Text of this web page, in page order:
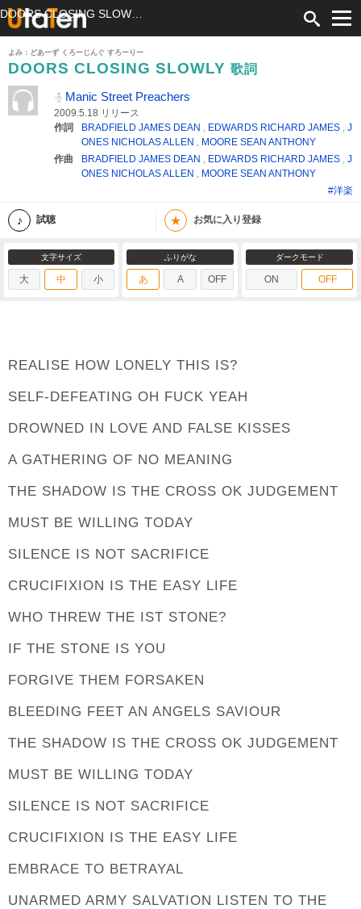
よみ：どあーず くろーじんぐ すろーりー
DOORS CLOSING SLOWLY 歌詞
Manic Street Preachers
2009.5.18 リリース
作詞
BRADFIELD JAMES DEAN , EDWARDS RICHARD JAMES ,J
ONES NICHOLAS ALLEN , MOORE SEAN ANTHONY
作曲
BRADFIELD JAMES DEAN , EDWARDS RICHARD JAMES ,J
ONES NICHOLAS ALLEN , MOORE SEAN ANTHONY
#洋楽
試聴 ★ お気に入り登録
文字サイズ
大 中 小
ふりがな
あ A OFF
ダークモード
ON OFF
REALISE HOW LONELY THIS IS?
SELF-DEFEATING OH FUCK YEAH
DROWNED IN LOVE AND FALSE KISSES
A GATHERING OF NO MEANING
THE SHADOW IS THE CROSS OK JUDGEMENT
MUST BE WILLING TODAY
SILENCE IS NOT SACRIFICE
CRUCIFIXION IS THE EASY LIFE
WHO THREW THE IST STONE?
IF THE STONE IS YOU
FORGIVE THEM FORSAKEN
BLEEDING FEET AN ANGELS SAVIOUR
THE SHADOW IS THE CROSS OK JUDGEMENT
MUST BE WILLING TODAY
SILENCE IS NOT SACRIFICE
CRUCIFIXION IS THE EASY LIFE
EMBRACE TO BETRAYAL
UNARMED ARMY SALVATION LISTEN TO THE